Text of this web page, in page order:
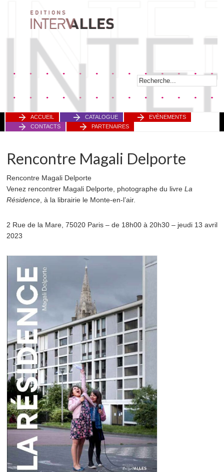
ACCUEIL CATALOGUE
EVÈNEMENTS
CONTACTS
PARTENAIRES
Rencontre Magali Delporte
Rencontre Magali Delporte
Venez rencontrer Magali Delporte, photographe du livre La
Résidence, à la librairie le Monte-en-l’air.
2 Rue de la Mare, 75020 Paris – de 18h00 à 20h30 – jeudi 13 avril
2023